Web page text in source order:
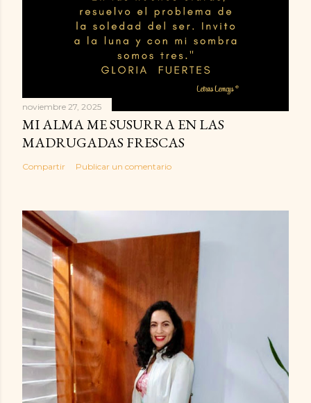
noviembre 27, 2025
MI ALMA ME SUSURRA EN LAS
MADRUGADAS FRESCAS
Compartir Publicar un comentario